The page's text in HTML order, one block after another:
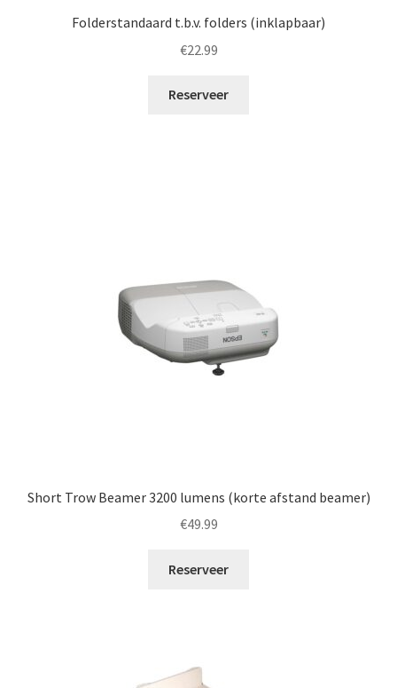
Folderstandaard t.b.v. folders (inklapbaar)
€22.99
Reserveer
Short Trow Beamer 3200 lumens (korte afstand beamer)
€49.99
Reserveer